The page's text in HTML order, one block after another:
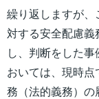
繰り返しますが、
対する安全配慮義
し、判断をした
おいては、現時
務（法的義務）の